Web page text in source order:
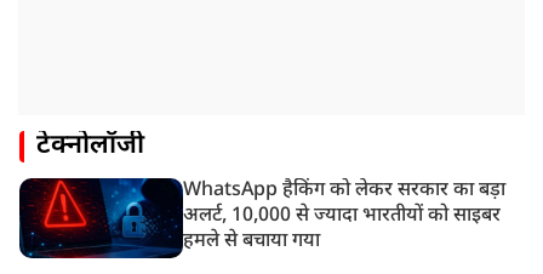
टेक्नोलॉजी
WhatsApp हैकिंग को लेकर सरकार का बड़ा
अलर्ट, 10,000 से ज्यादा भारतीयों को साइबर
हमले से बचाया गया